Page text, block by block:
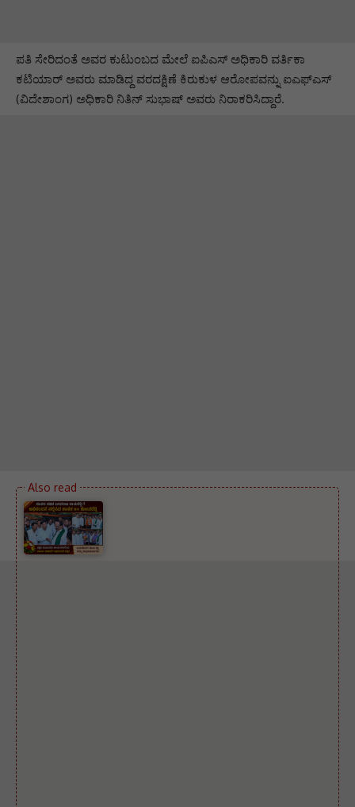
ಪತಿ ಸೇರಿದಂತೆ ಅವರ ಕುಟುಂಬದ ಮೇಲೆ ಐಪಿಎಸ್ ಅಧಿಕಾರಿ ವರ್ತಿಕಾ
ಕಟಿಯಾರ್ ಅವರು ಮಾಡಿದ್ದ ವರದಕ್ಷಿಣೆ ಕಿರುಕುಳ ಆರೋಪವನ್ನು ಐಎಫ್‌ಎಸ್
(ವಿದೇಶಾಂಗ) ಅಧಿಕಾರಿ ನಿತಿನ್ ಸುಭಾಷ್ ಅವರು ನಿರಾಕರಿಸಿದ್ದಾರೆ.